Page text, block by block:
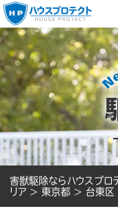
害獣駆除ならハウスプロ
リア > 東京都 > 台東区